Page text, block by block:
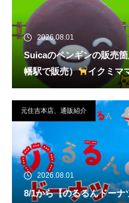
2026.08.01
Suicaのペンギンの販売
幡駅で販売）
イクミマ
元住吉本店、通販紹介
2026.08.01
8/1から【のるるんドー